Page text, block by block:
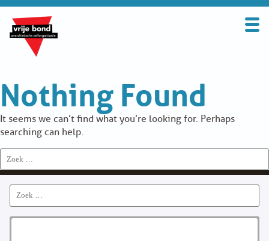
Search
for:
BOND
OVER DE VRIJE BOND
UITGANGSPUNTEN
WORD LID
CONTRIBUTIE
Nothing Found
It seems we can’t find what you’re looking for. Perhaps
searching can help.
Search
for:
Search
for: